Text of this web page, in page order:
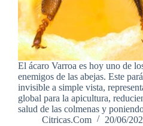
El ácaro Varroa es hoy uno de
enemigos de las abejas. Este
invisible a simple vista,
global para la apicultura,
salud de las colmenas y
Citricas.Com
20/06/